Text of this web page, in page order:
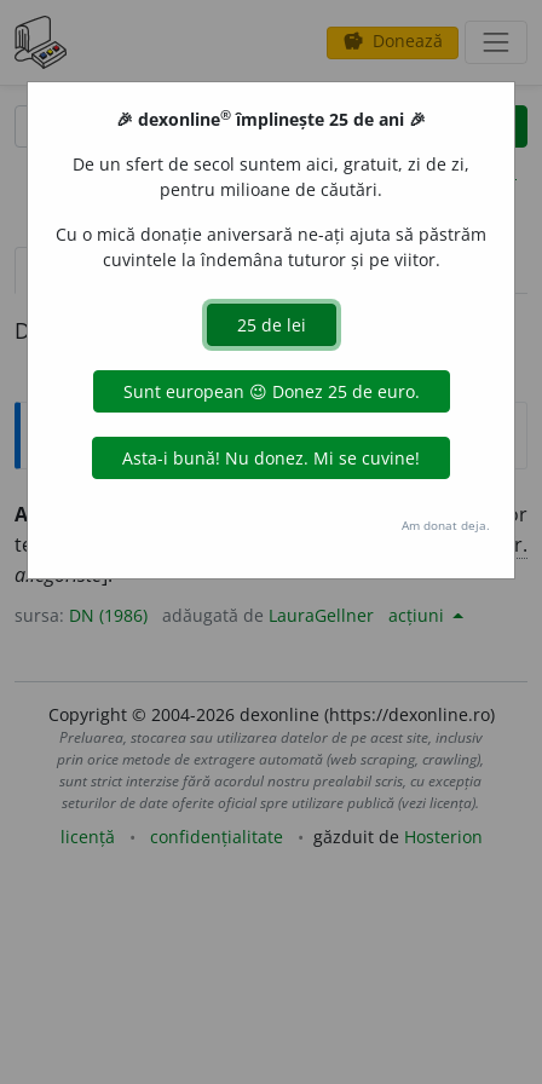
savings Donează
clear
opțiuni
definiții (1)
Definiția cu ID-ul 361090:
Explicative DEX
ALEGOR
Cel care explică alegoriile unor
texte, ale unor autori etc. ♦ autor de alegorii. [<
fr.
allégoriste].
sursa: DN (1986) adăugată de LauraGellner acțiuni
Copyright © 2004-2026 dexonline (https://dexonline.ro)
Preluarea, stocarea sau utilizarea datelor de pe acest site, inclusiv
prin orice metode de extragere automată (web scraping, crawling),
sunt strict interzise fără acordul nostru prealabil scris, cu excepția
seturilor de date oferite oficial spre utilizare publică (vezi licența).
licență confidențialitate găzduit de Hosterion
🎉 dexonline® împlinește 25 de ani 🎉
De un sfert de secol suntem aici, gratuit, zi de zi,
pentru milioane de căutări.
Cu o mică donație aniversară ne-ați ajuta să păstrăm
cuvintele la îndemâna tuturor și pe viitor.
Am donat deja.